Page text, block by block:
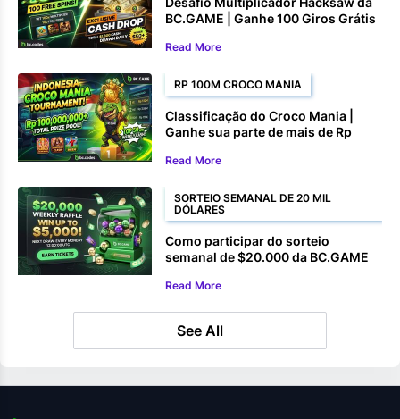
BC.GAME | Ganhe 100 Giros Grátis
Read More
RP 100M CROCO MANIA
Classificação do Croco Mania |
Ganhe sua parte de mais de Rp
Read More
SORTEIO SEMANAL DE 20 MIL
DÓLARES
Como participar do sorteio
semanal de $20.000 da BC.GAME
Read More
See All